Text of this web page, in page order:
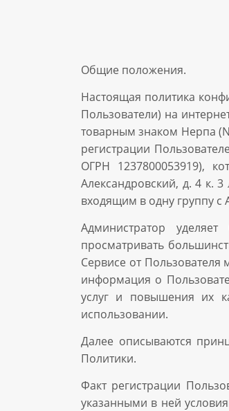
Общие положения.
Настоящая политика
Пользователи) на
товарным знаком Нерпа
регистрации
ОГРН 1237800053919),
Александровский, д. 4 к.
входящим в одну группу с
Администратор
просматривать
Сервисе от
информация о
услуг и повышения их
использовании.
Далее описываются
Политики.
Факт регистрации
указанными в ней